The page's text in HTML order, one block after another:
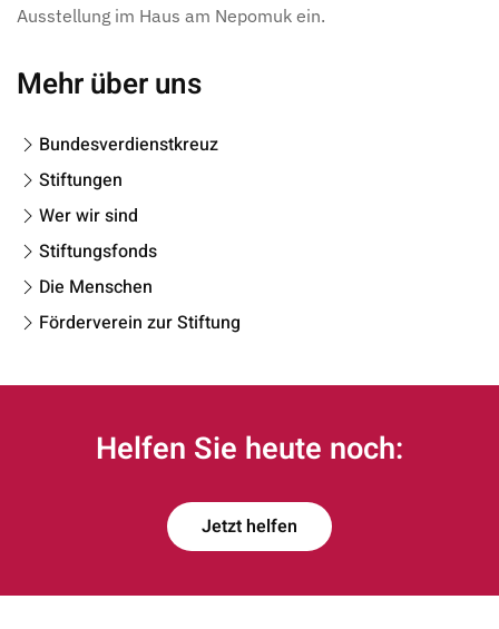
Ausstellung im Haus am Nepomuk ein.
Mehr über uns
Bundesverdienstkreuz
Stiftungen
Wer wir sind
Stiftungsfonds
Die Menschen
Förderverein zur Stiftung
Helfen Sie heute noch:
Jetzt helfen